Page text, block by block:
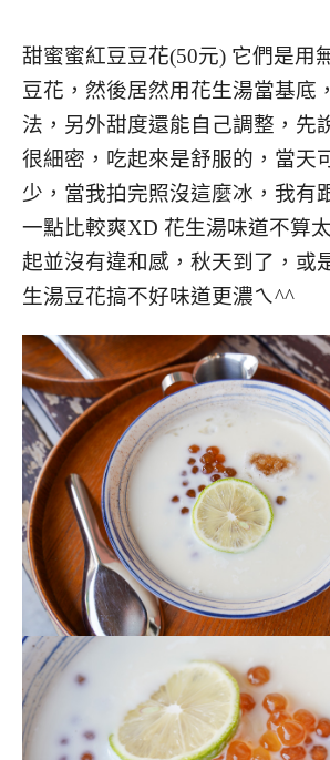
甜蜜蜜紅豆豆花(50元) 它們是用
豆花，然後居然用花生湯當基底
法，另外甜度還能自己調整，先
很細密，吃起來是舒服的，當天
少，當我拍完照沒這麼冰，我有
一點比較爽XD 花生湯味道不算
起並沒有違和感，秋天到了，或
生湯豆花搞不好味道更濃ㄟ^^